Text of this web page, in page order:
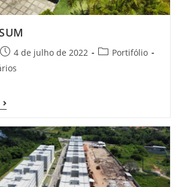
4 de julho de 2022
Portifólio